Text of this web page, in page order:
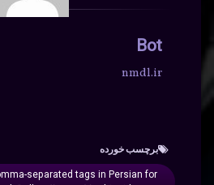
Bot
nmdl.ir
برچسب‌ خورده
separated tags in Persian for